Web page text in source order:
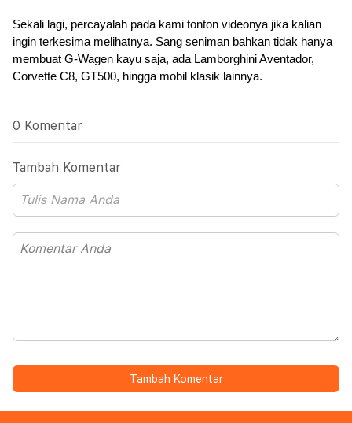
Sekali lagi, percayalah pada kami tonton videonya jika kalian
ingin terkesima melihatnya. Sang seniman bahkan tidak hanya
membuat G-Wagen kayu saja, ada Lamborghini Aventador,
Corvette C8, GT500, hingga mobil klasik lainnya.
0 Komentar
Tambah Komentar
Tambah Komentar